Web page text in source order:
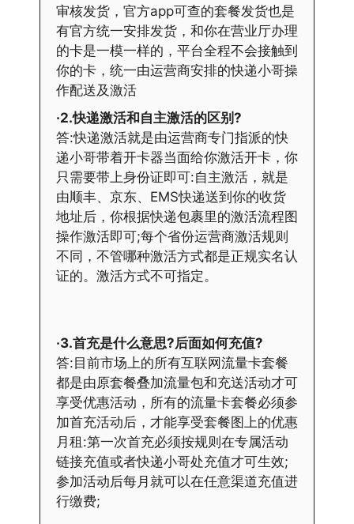
审核发货，官方app可查的套餐发货也是
有官方统一安排发货，和你在营业厅办理
的卡是一模一样的，平台全程不会接触到
你的卡，统一由运营商安排的快递小哥操
作配送及激活
·2.快递激活和自主激活的区别?
答:快递激活就是由运营商专门指派的快
递小哥带着开卡器当面给你激活开卡，你
只需要带上身份证即可:自主激活，就是
由顺丰、京东、EMS快递送到你的收货
地址后，你根据快递包裹里的激活流程图
操作激活即可;每个省份运营商激活规则
不同，不管哪种激活方式都是正规实名认
证的。激活方式不可指定。
·3.首充是什么意思?后面如何充值?
答:目前市场上的所有互联网流量卡套餐
都是由原套餐叠加流量包和充送活动才可
享受优惠活动，所有的流量卡套餐必须参
加首充活动后，才能享受套餐图上的优惠
月租:第一次首充必须按规则在专属活动
链接充值或者快递小哥处充值才可生效;
参加活动后每月就可以在任意渠道充值进
行缴费;